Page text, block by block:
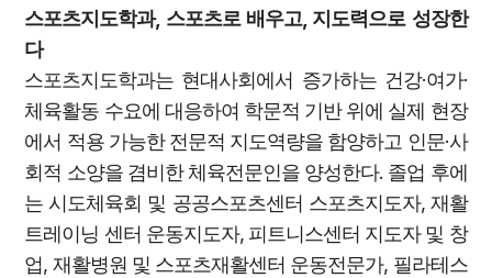
스포츠지도학과, 스포츠로 배우고, 지도력으로 성장한
다
스포츠지도학과는 현대사회에서 증가하는 건강·여가·
체육활동 수요에 대응하여 학문적 기반 위에 실제 현장
에서 적용 가능한 전문적 지도역량을 함양하고 인문·사
회적 소양을 겸비한 체육전문인을 양성한다. 졸업 후에
는 시도체육회 및 공공스포츠센터 스포츠지도자, 재활
트레이닝 센터 운동지도자, 피트니스센터 지도자 및 창
업, 재활병원 및 스포츠재활센터 운동전문가, 필라테스